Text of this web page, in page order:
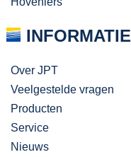
INFORMATIE
Over JPT
Veelgestelde vragen
Producten
Service
Nieuws